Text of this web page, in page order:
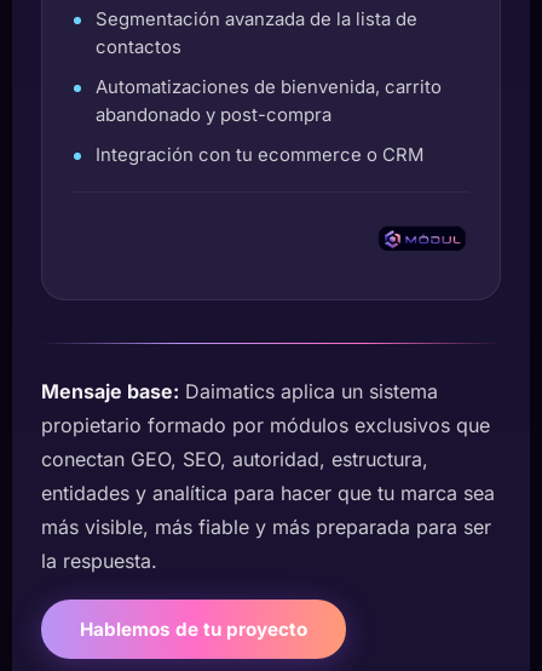
Segmentación avanzada de la lista de
contactos
Automatizaciones de bienvenida, carrito
abandonado y post-compra
Integración con tu ecommerce o CRM
Mensaje base: Daimatics aplica un sistema
propietario formado por módulos exclusivos que
conectan GEO, SEO, autoridad, estructura,
entidades y analítica para hacer que tu marca sea
más visible, más fiable y más preparada para ser
la respuesta.
Hablemos de tu proyecto